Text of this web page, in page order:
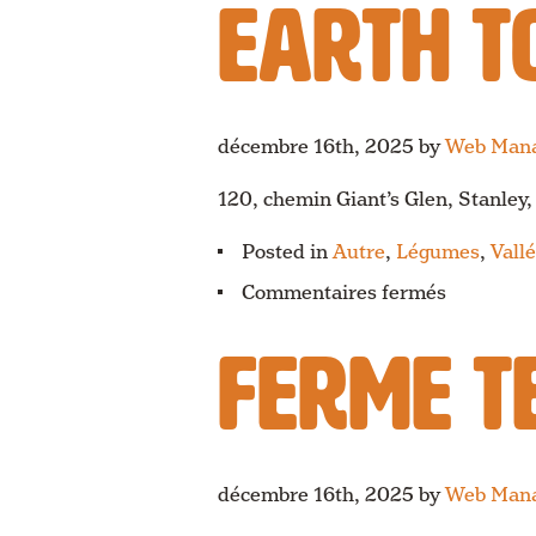
Farm
EARTH
décembre 16th, 2025 byWeb
120, chemin Giant’s Glen,
Posted inAutre, Légumes,
Commentaires ferméssur
Belly
FERME
décembre 16th, 2025 byWeb